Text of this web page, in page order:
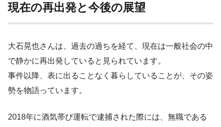
現在の再出発と今後の展望
大石晃也さんは、過去の過ちを経て、現在は一般社会の中
で静かに再出発していると見られています。
事件以降、表に出ることなく暮らしていることが、その姿
勢を物語っています。
2018年に酒気帯び運転で逮捕された際には、無職である